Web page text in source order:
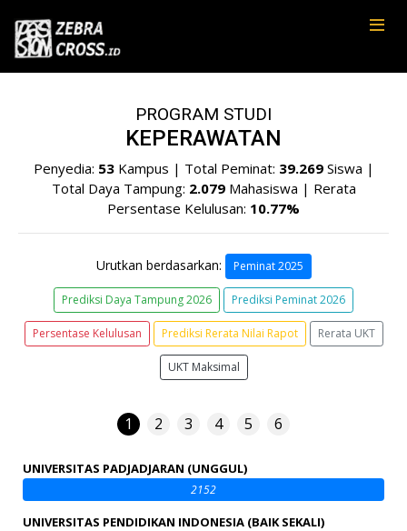
PROGRAM STUDI
KEPERAWATAN
Penyedia: 53Kampus | Total Peminat: 39.269Siswa |
Total Daya Tampung: 2.079Mahasiswa | Rerata
Persentase Kelulusan: 10.77%
Urutkan berdasarkan: Peminat 2025
Prediksi Daya Tampung 2026 Prediksi Peminat 2026
Persentase Kelulusan Prediksi Rerata Nilai Rapot Rerata UKT
UKT Maksimal
1 2 3 4 5 6
UNIVERSITAS PADJADJARAN (UNGGUL)
2152
UNIVERSITAS PENDIDIKAN INDONESIA (BAIK SEKALI)